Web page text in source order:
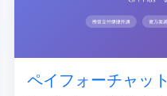
ペイフォーチャット